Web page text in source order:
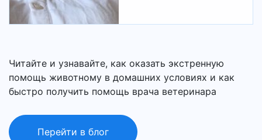
Читайте и узнавайте, как оказать экстренную
помощь животному в домашних условиях и как
быстро получить помощь врача ветеринара
Перейти в блог